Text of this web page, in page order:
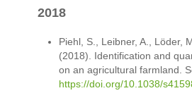
2018
Piehl, S., Leibner, A., Löder,
(2018). Identification and
on an agricultural farmland.
https://doi.org/10.1038/